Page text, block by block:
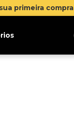
primeira compra